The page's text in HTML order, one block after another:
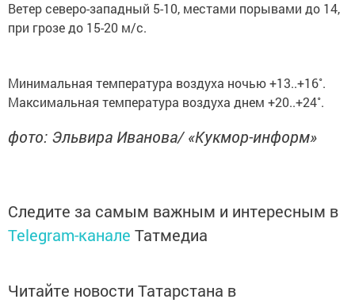
Ветер северо-западный 5-10, местами порывами до 14,
при грозе до 15-20 м/с.
Минимальная температура воздуха ночью +13..+16˚.
Максимальная температура воздуха днем +20..+24˚.
фото: Эльвира Иванова/ «Кукмор-информ»
Следите за самым важным и интересным в
Telegram-канале Татмедиа
Читайте новости Татарстана в